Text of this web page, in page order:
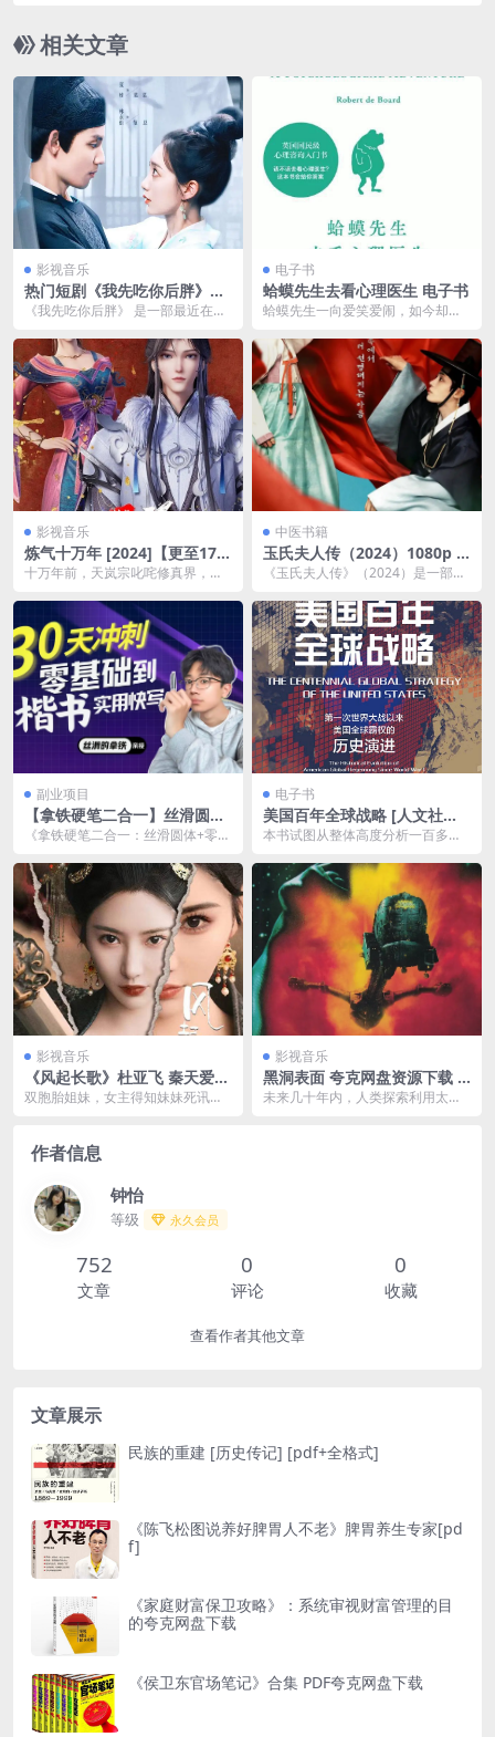
相关文章
影视音乐
热门短剧《我先吃你后胖》夸
克网盘下载
《我先吃你后胖》 是一部最近在网
其轻松幽默、充满调...
电子书
蛤蟆先生去看心理医生 电子书
蛤蟆先生一向爱笑爱闹，如今却一
屋里，连起床梳洗的力...
影视音乐
炼气十万年 [2024]【更至17
3】[动画 奇幻 古装]夸克网盘
十万年前，天岚宗叱咤修真界，宗
开山弟子徐阳一直是炼...
中医书籍
玉氏夫人传（2024）1080p S
01E01 – E04
《玉氏夫人传》（2024）是一部基
权力斗争、家族纷...
副业项目
【拿铁硬笔二合一】丝滑圆体
+零基础楷书入门
《拿铁硬笔二合一：丝滑圆体+零基
法的入门教学书籍，...
电子书
美国百年全球战略 [ 人文社科]
[pdf+全格式]
本书试图从整体高度分析一百多年
对比背景、不同国内政...
影视音乐
《风起长歌》杜亚飞 秦天爱
最新上线古装复仇短剧全集
双胞胎姐妹，女主得知妹妹死讯
影视音乐
黑洞表面 夸克网盘资源下载 E
vent Horizon (1997) 1080P
未来几十年内，人类探索利用太空
作者信息
钟怡
等级 永久会员
752
文章
0
评论
0
收藏
查看作者其他文章
文章展示
民族的重建 [ 历史传记] [pdf+全格式]
《陈飞松图说养好脾胃人不老》脾胃养生专家[pd
f]
《家庭财富保卫攻略》：系统审视财富管理的目
的夸克网盘下载
《侯卫东官场笔记》合集 PDF夸克网盘下载